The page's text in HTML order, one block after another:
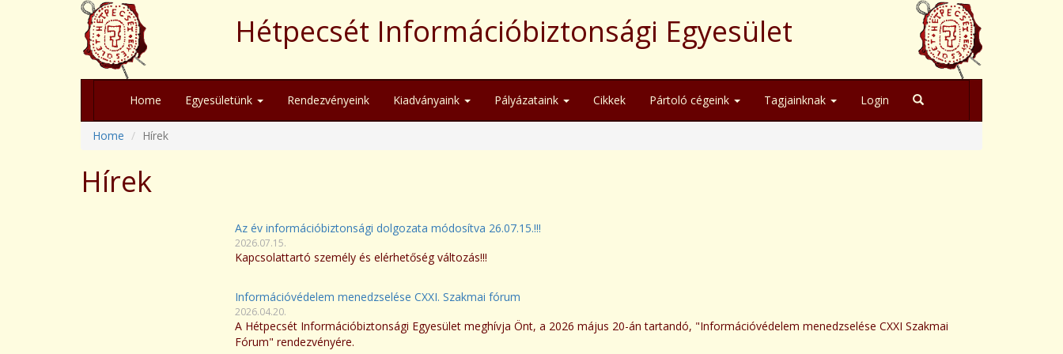
Hétpecsét Információbiztonsági Egyesület
Home Egyesületünk Rendezvényeink Kiadványaink Pályázataink Cikkek Pártoló cégeink Tagjainknak Login
Home Hírek
Hírek
Az év információbiztonsági dolgozata módosítva 26.07.15.!!!
2026.07.15.
Kapcsolattartó személy és elérhetőség változás!!!
Információvédelem menedzselése CXXI. Szakmai fórum
2026.04.20.
A Hétpecsét Információbiztonsági Egyesület meghívja Önt, a 2026 május 20-án tartandó, "Információvédelem menedzselése CXXI Szakmai
Fórum" rendezvényére.